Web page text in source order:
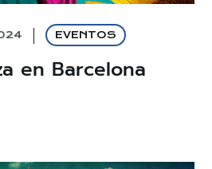
EVENTOS
en Barcelona